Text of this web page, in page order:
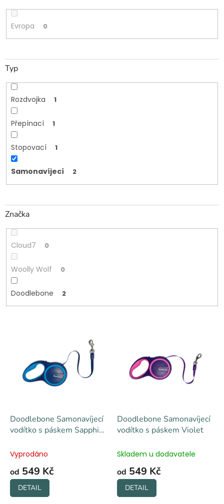
Evropa 0
Typ
Rozdvojka 1
Přepínací 1
Stopovací 1
Samonavíjecí 2
Značka
Cloud7 0
Woolly Wolf 0
Doodlebone 2
Doodlebone Samonavíjecí
vodítko s páskem Sapphire
Vyprodáno
od 549 Kč
DETAIL
Doodlebone Samonavíjecí
vodítko s páskem Violet
Skladem u dodavatele
od 549 Kč
DETAIL